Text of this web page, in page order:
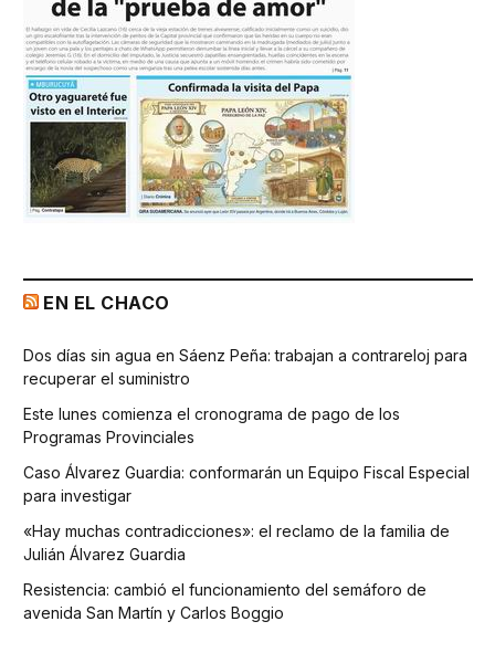
EN EL CHACO
Dos días sin agua en Sáenz Peña: trabajan a contrareloj para
recuperar el suministro
Este lunes comienza el cronograma de pago de los
Programas Provinciales
Caso Álvarez Guardia: conformarán un Equipo Fiscal Especial
para investigar
«Hay muchas contradicciones»: el reclamo de la familia de
Julián Álvarez Guardia
Resistencia: cambió el funcionamiento del semáforo de
avenida San Martín y Carlos Boggio